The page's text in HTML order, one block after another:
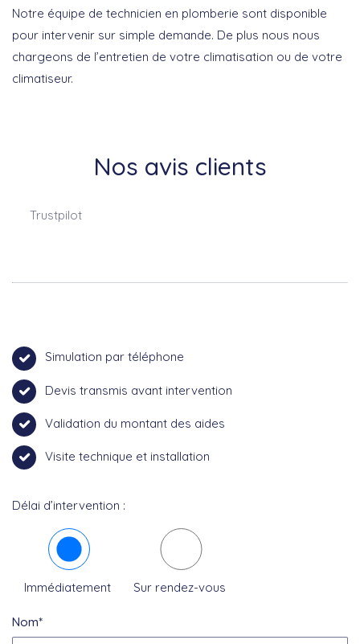
Notre équipe de technicien en plomberie sont disponible
pour intervenir sur simple demande. De plus nous nous
chargeons de l’entretien de votre climatisation ou de votre
climatiseur.
Nos avis clients
Trustpilot
Simulation par téléphone
Devis transmis avant intervention
Validation du montant des aides
Visite technique et installation
Délai d’intervention :
Immédiatement Sur rendez-vous
Nom*